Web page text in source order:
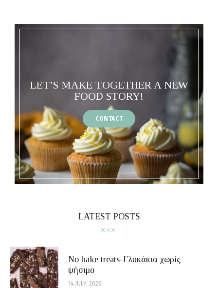
LET’S MAKE TOGETHER A NEW
FOOD STORY!
CONTACT
LATEST POSTS
No bake treats-Γλυκάκια χωρίς
ψήσιμο
14 JULY, 2026